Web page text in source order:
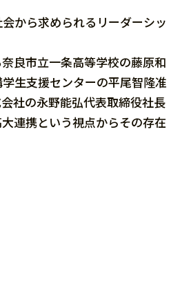
から求められるリーダーシッ
良市立一条高等学校の藤原和
生支援センターの平尾智隆准
社の永野能弘代表取締役社長
連携という視点からその存在